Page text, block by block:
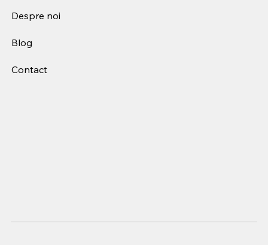
Despre noi
Blog
Contact